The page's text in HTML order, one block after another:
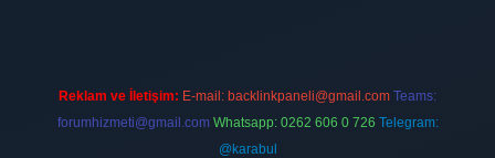
Reklam ve İletişim: E-mail: backlinkpaneli@gmail.com Teams:
forumhizmeti@gmail.com Whatsapp: 0262 606 0 726 Telegram:
@karabul